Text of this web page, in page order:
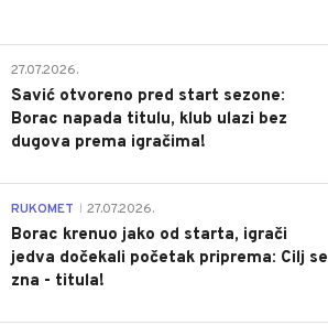
27.07.2026.
Savić otvoreno pred start sezone:
Borac napada titulu, klub ulazi bez
dugova prema igračima!
RUKOMET 27.07.2026.
Borac krenuo jako od starta, igrači
jedva dočekali početak priprema: Cilj se
zna - titula!